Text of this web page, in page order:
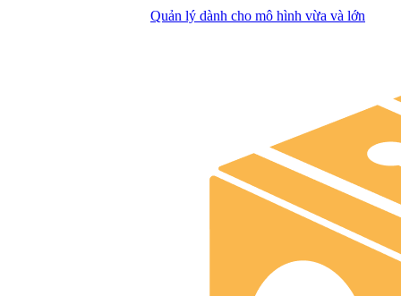
Quản lý dành cho mô hình vừa và lớn